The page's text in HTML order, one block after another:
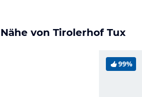
von Tirolerhof Tux
99%